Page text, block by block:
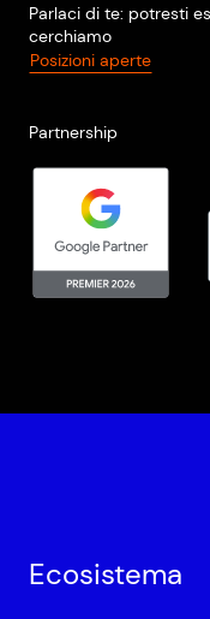
Parlaci di te: potresti
cerchiamo
Posizioni aperte
Partnership
Ecosistema